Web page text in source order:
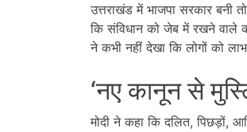
उत्तराखंड में भाजपा सरकार बनी
कि संविधान को जेब में रखने वाले
ने कभी नहीं देखा कि लोगों को लाभ
‘नए कानून से
मोदी ने कहा कि दलित, पिछड़ों,